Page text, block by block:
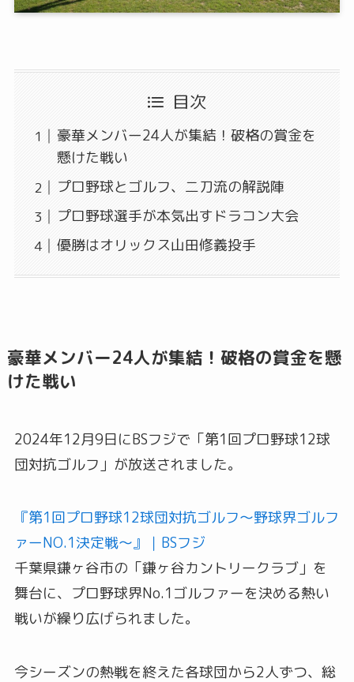
目次
豪華メンバー24人が集結！破格の賞金を
懸けた戦い
プロ野球とゴルフ、二刀流の解説陣
プロ野球選手が本気出すドラコン大会
優勝はオリックス山田修義投手
豪華メンバー24人が集結！破格の賞金を懸
けた戦い
2024年12月9日にBSフジで「第1回プロ野球12球
団対抗ゴルフ」が放送されました。
『第1回プロ野球12球団対抗ゴルフ～野球界ゴルフ
ァーNO.1決定戦～』｜BSフジ
千葉県鎌ヶ谷市の「鎌ヶ谷カントリークラブ」を
舞台に、プロ野球界No.1ゴルファーを決める熱い
戦いが繰り広げられました。
今シーズンの熱戦を終えた各球団から2人ずつ、総